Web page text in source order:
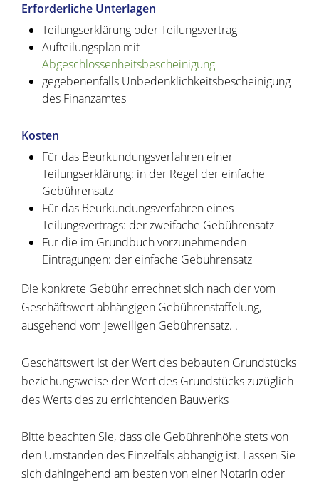
Erforderliche Unterlagen
Teilungserklärung oder Teilungsvertrag
Aufteilungsplan mit
Abgeschlossenheitsbescheinigung
gegebenenfalls Unbedenklichkeitsbescheinigung
des Finanzamtes
Kosten
Für das Beurkundungsverfahren einer
Teilungserklärung: in der Regel der einfache
Gebührensatz
Für das Beurkundungsverfahren eines
Teilungsvertrags: der zweifache Gebührensatz
Für die im Grundbuch vorzunehmenden
Eintragungen: der einfache Gebührensatz
Die konkrete Gebühr errechnet sich nach der vom
Geschäftswert abhängigen Gebührenstaffelung,
ausgehend vom jeweiligen Gebührensatz. .
Geschäftswert ist der Wert des bebauten Grundstücks
beziehungsweise der Wert des Grundstücks zuzüglich
des Werts des zu errichtenden Bauwerks
Bitte beachten Sie, dass die Gebührenhöhe stets von
den Umständen des Einzelfals abhängig ist. Lassen Sie
sich dahingehend am besten von einer Notarin oder